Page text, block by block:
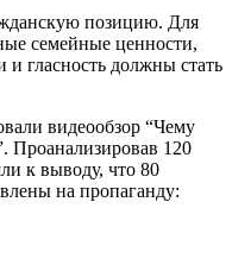
позицию. Для
семейные ценности,
гласность должны стать
видеообзор “Чему
Проанализировав 120
к выводу, что 80
на пропаганду: